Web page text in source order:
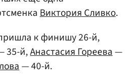
Виктория Сливко.
к финишу 26-й,
35-й,Анастасия Гореева—
— 40-й.